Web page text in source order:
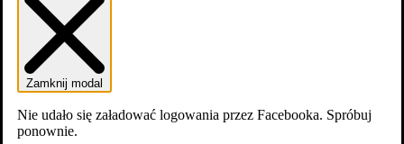
osób lubi
Zdjęcia
Zamknij modal
Nie udało się załadować logowania przez Facebooka. Spróbuj
ponownie.